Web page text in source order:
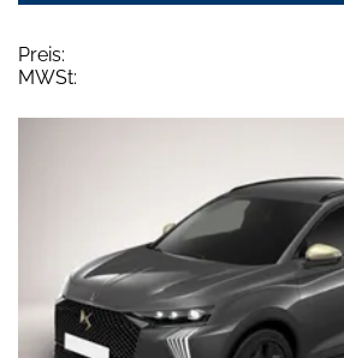
Preis:
MWSt: